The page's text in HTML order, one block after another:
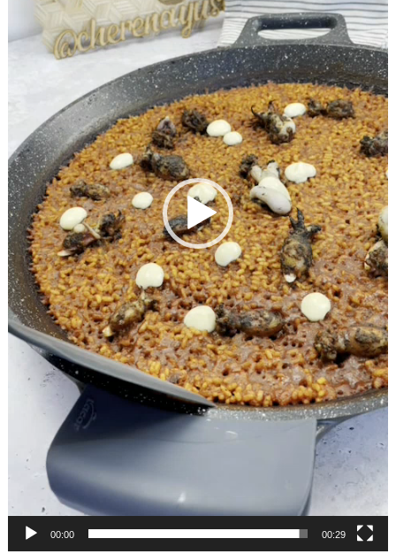
00:00 00:29